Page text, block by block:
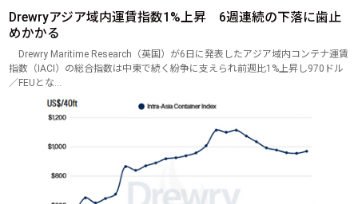
Drewryアジア域内運賃指数1%上昇 6週連続の下落に歯止
めかかる
Drewry Maritime Research（英国）が6日に発表したアジア域内コンテナ運賃
指数（IACI）の総合指数は中東で続く紛争に支えられ前週比1%上昇し970ドル
／FEUとな…